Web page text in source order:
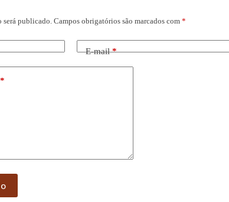
será publicado. Campos obrigatórios são marcados com *
E-mail*
*